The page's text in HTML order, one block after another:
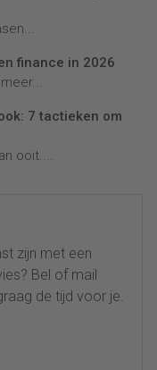
finance in 2026
7 tactieken om
ooit....
zijn met een
Bel of mail
de tijd voor je.